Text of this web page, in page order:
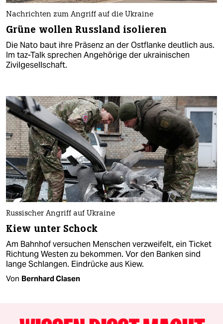
Nachrichten zum Angriff auf die Ukraine
Grüne wollen Russland isolieren
Die Nato baut ihre Präsenz an der Ostflanke deutlich aus.
Im taz-Talk sprechen Angehörige der ukrainischen
Zivilgesellschaft.
Russischer Angriff auf Ukraine
Kiew unter Schock
Am Bahnhof versuchen Menschen verzweifelt, ein Ticket
Richtung Westen zu bekommen. Vor den Banken sind
lange Schlangen. Eindrücke aus Kiew.
Von Bernhard Clasen